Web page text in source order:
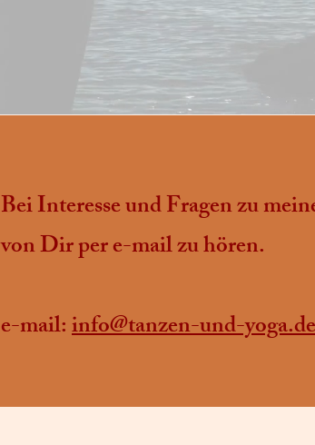
Bei Interesse und Fragen zu
von Dir per e-mail zu hören.
e-mail:info@tanzen-und-yoga.de